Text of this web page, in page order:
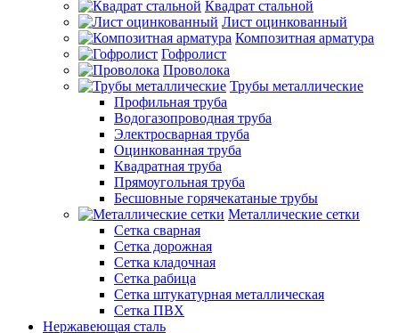
Квадрат стальной
Лист оцинкованный
Композитная арматура
Гофролист
Проволока
Трубы металлические
Профильная труба
Водогазопроводная труба
Электросварная труба
Оцинкованная труба
Квадратная труба
Прямоугольная труба
Бесшовные горячекатаные трубы
Металлические сетки
Сетка сварная
Сетка дорожная
Сетка кладочная
Сетка рабица
Сетка штукатурная металлическая
Сетка ПВХ
Нержавеющая сталь